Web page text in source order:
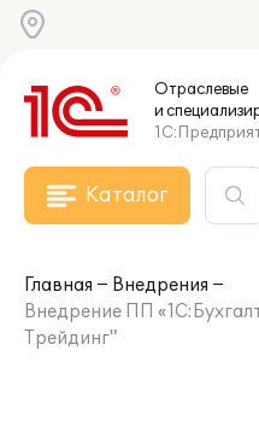
Отраслевые
и
Каталог
Главная
Внедрения
Внедрение ПП
Трейдинг"